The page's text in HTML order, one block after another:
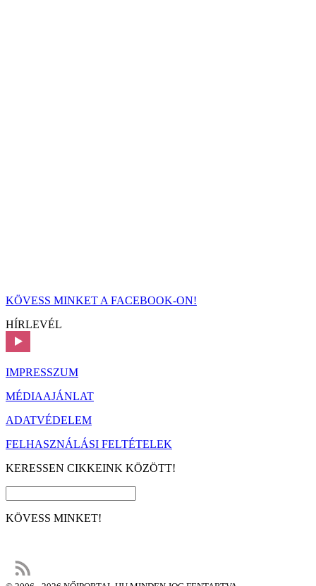
KÖVESS MINKET A FACEBOOK-ON!
HÍRLEVÉL
IMPRESSZUM
MÉDIAAJÁNLAT
ADATVÉDELEM
FELHASZNÁLÁSI FELTÉTELEK
KERESSEN CIKKEINK KÖZÖTT!
KÖVESS MINKET!